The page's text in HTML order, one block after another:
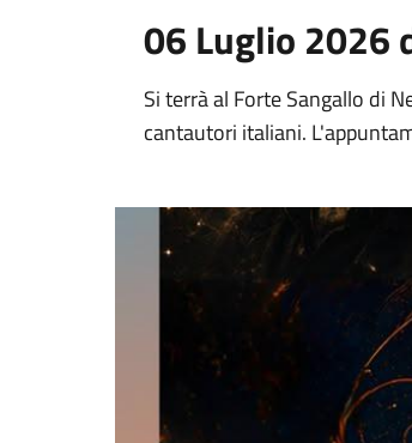
06 Luglio 2026
Si terrà al Forte Sangallo di
cantautori italiani.